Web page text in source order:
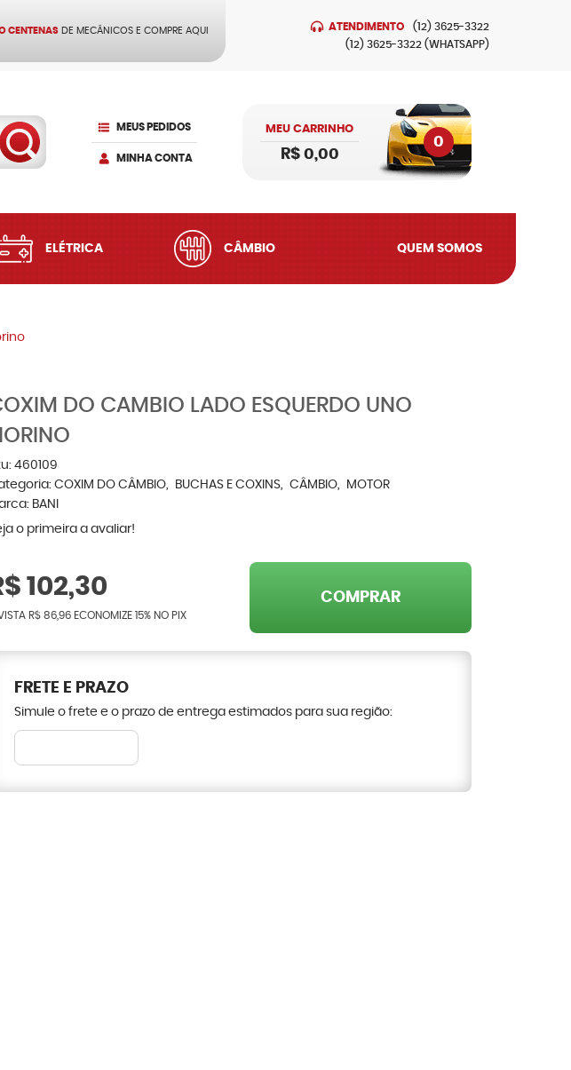
CENTENAS DE MECÂNICOS E COMPRE AQUI ATENDIMENTO (12) 3625-3322
(12) 3625-3322 (WHATSAPP)
MEUS PEDIDOS
MINHA CONTA
MEU CARRINHO
0
R$ 0,00
ELÉTRICA CÂMBIO QUEM SOMOS
DO CAMBIO LADO ESQUERDO UNO
460109
COXIM DO CÂMBIO BUCHAS E COXINS CÂMBIO
MOTOR
BANI
o primeira a avaliar!
102,30
R$ 86,96 ECONOMIZE 15% NO PIX
COMPRAR
FRETE E PRAZO
Simule o frete e o prazo de entrega estimados para sua região: